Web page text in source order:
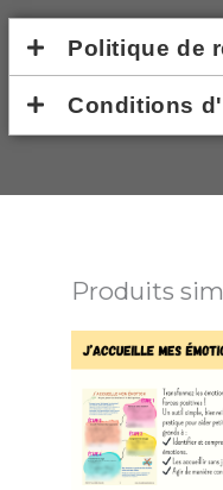
Politique de
Conditions
Produits